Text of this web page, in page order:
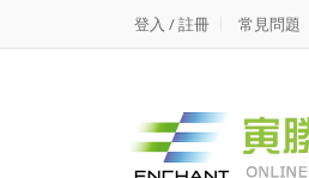
勝
登入 / 註冊 常見問題